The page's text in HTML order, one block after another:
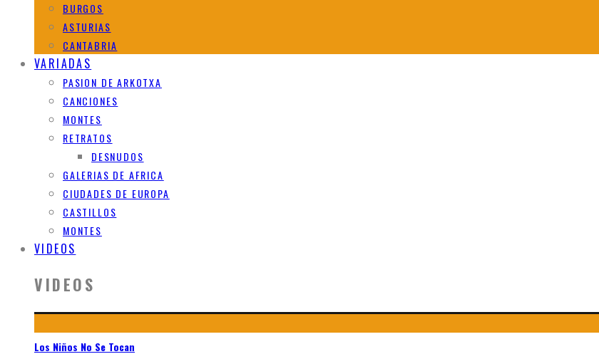
BURGOS
ASTURIAS
CANTABRIA
VARIADAS
PASION DE ARKOTXA
CANCIONES
MONTES
RETRATOS
DESNUDOS
GALERIAS DE AFRICA
CIUDADES DE EUROPA
CASTILLOS
MONTES
VIDEOS
VIDEOS
Los Niños No Se Tocan